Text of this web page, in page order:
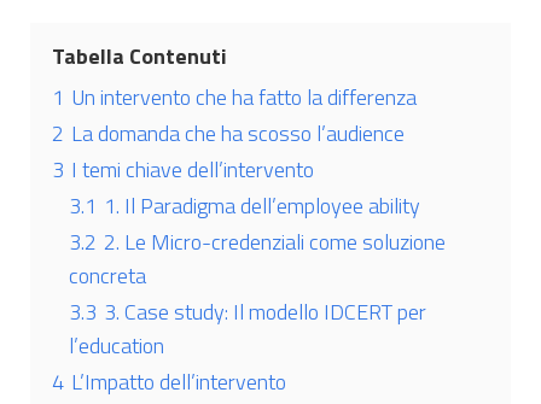
Tabella Contenuti
1 Un intervento che ha fatto la differenza
2 La domanda che ha scosso l’audience
3 I temi chiave dell’intervento
3.1 1. Il Paradigma dell’employee ability
3.2 2. Le Micro-credenziali come soluzione
concreta
3.3 3. Case study: Il modello IDCERT per
l’education
4 L’Impatto dell’intervento